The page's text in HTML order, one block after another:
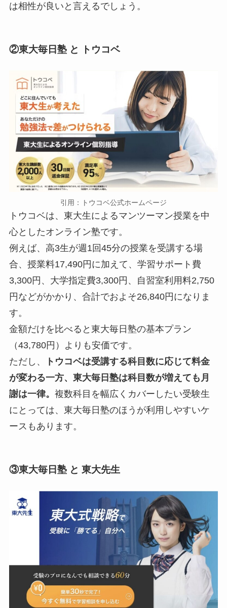
は相性が良いと言えるでしょう。
②東大毎日塾 と トウコベ
引用：トウコベ公式ホームページ
トウコベは、東大生によるマンツーマン授業を中
心としたオンライン塾です。
例えば、高3生が週1回45分の授業を受講する場
合、授業料17,490円に加えて、学習サポート費
3,300円、大学指定費3,300円、自習室利用料2,750
円などがかかり、合計でおよそ26,840円になりま
す。
金額だけを比べると東大毎日塾の基本プラン
（43,780円）よりも安価です。
ただし、
トウコベは受講する科目数に応じて料金
が変わる一方、東大毎日塾は科目数が増えても月
謝は一律。 複数科目を幅広くカバーしたい受験生
にとっては、東大毎日塾のほうが利用しやすいケ
ースもあります。
③東大毎日塾 と 東大先生